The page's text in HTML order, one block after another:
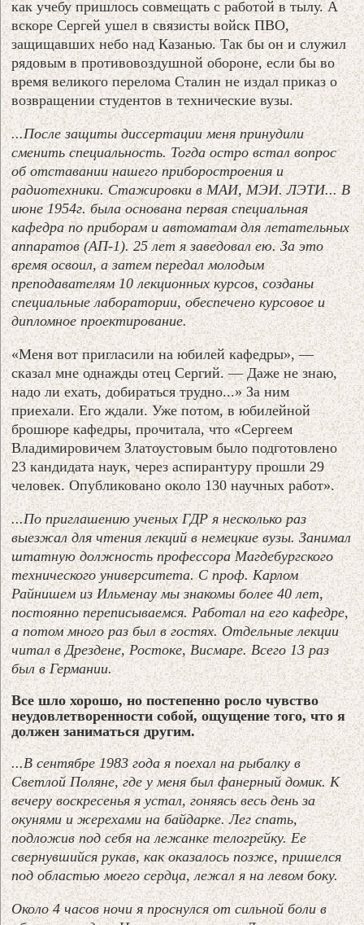
как учебу пришлось совмещать с работой в тылу. А
вскоре Сергей ушел в связисты войск ПВО,
защищавших небо над Казанью. Так бы он и служил
рядовым в противовоздушной обороне, если бы во
время великого перелома Сталин не издал приказ о
возвращении студентов в технические вузы.
...После защиты диссертации меня принудили
сменить специальность. Тогда остро встал вопрос
об отставании нашего приборостроения и
радиотехники. Стажировки в МАИ, МЭИ. ЛЭТИ... В
июне 1954г. была основана первая специальная
кафедра по приборам и автоматам для летательных
аппаратов (АП-1). 25 лет я заведовал ею. За это
время освоил, а затем передал молодым
преподавателям 10 лекционных курсов, созданы
специальные лаборатории, обеспечено курсовое и
дипломное проектирование.
«Меня вот пригласили на юбилей кафедры», —
сказал мне однажды отец Сергий. — Даже не знаю,
надо ли ехать, добираться трудно...» За ним
приехали. Его ждали. Уже потом, в юбилейной
брошюре кафедры, прочитала, что «Сергеем
Владимировичем Златоустовым было подготовлено
23 кандидата наук, через аспирантуру прошли 29
человек. Опубликовано около 130 научных работ».
...По приглашению ученых ГДР я несколько раз
выезжал для чтения лекций в немецкие вузы. Занимал
штатную должность профессора Магдебургского
технического университета. С проф. Карлом
Райнишем из Ильменау мы знакомы более 40 лет,
постоянно переписываемся. Работал на его кафедре,
а потом много раз был в гостях. Отдельные лекции
читал в Дрездене, Ростоке, Висмаре. Всего 13 раз
был в Германии.
Все шло хорошо, но постепенно росло чувство
неудовлетворенности собой, ощущение того, что я
должен заниматься другим.
...В сентябре 1983 года я поехал на рыбалку в
Светлой Поляне, где у меня был фанерный домик. К
вечеру воскресенья я устал, гоняясь весь день за
окунями и жерехами на байдарке. Лег спать,
подложив под себя на лежанке телогрейку. Ее
свернувшийся рукав, как оказалось позже, пришелся
под областью моего сердца, лежал я на левом боку.
Около 4 часов ночи я проснулся от сильной боли в